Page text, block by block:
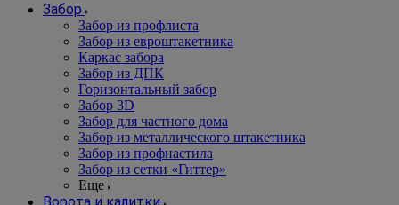
Забор
Забор из профлиста
Забор из евроштакетника
Каркас забора
Забор из ДПК
Горизонтальный забор
Забор 3D
Забор для частного дома
Забор из металлического штакетника
Забор из профнастила
Забор из сетки «Гиттер»
Еще